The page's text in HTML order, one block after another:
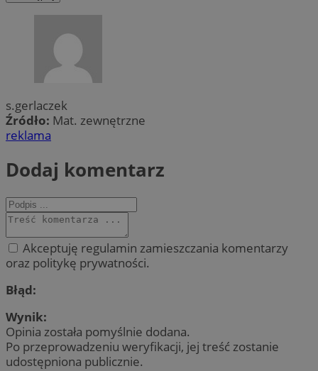
s.gerlaczek
Źródło: Mat. zewnętrzne
reklama
Dodaj komentarz
Akceptuję regulamin zamieszczania komentarzy
oraz politykę prywatności.
Błąd:
Wynik:
Opinia została pomyślnie dodana.
Po przeprowadzeniu weryfikacji, jej treść zostanie
udostępniona publicznie.